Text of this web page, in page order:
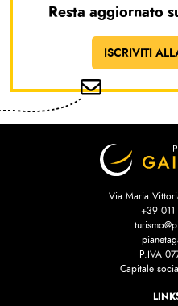
Resta aggiornato
ISCRIVITI
Via Maria
+39
P.IVA
Capitale